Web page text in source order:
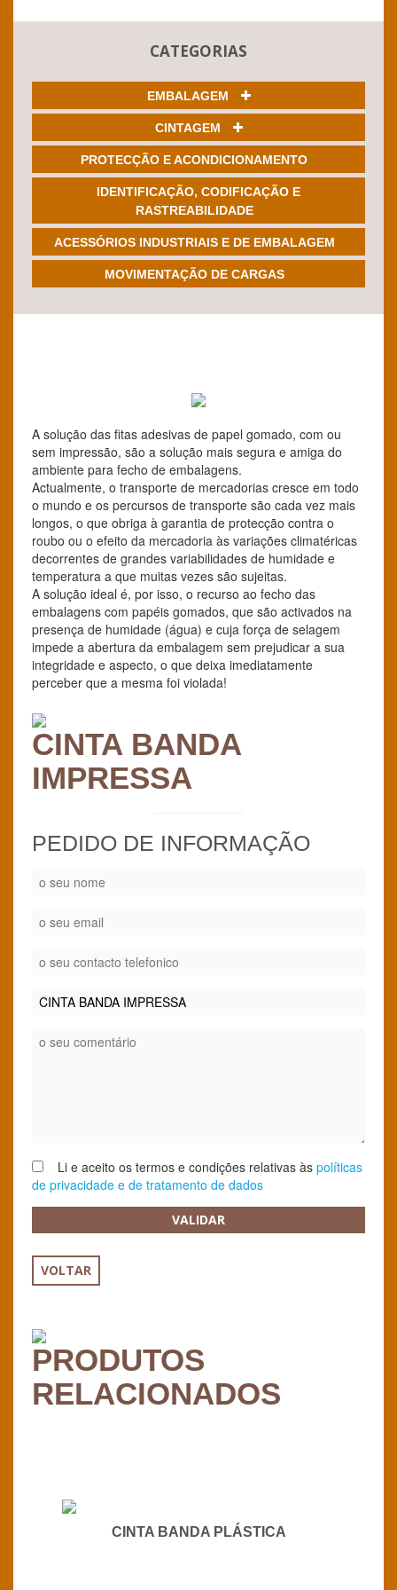
CATEGORIAS
EMBALAGEM
CINTAGEM
PROTECÇÃO E ACONDICIONAMENTO
IDENTIFICAÇÃO, CODIFICAÇÃO E
RASTREABILIDADE
ACESSÓRIOS INDUSTRIAIS E DE EMBALAGEM
MOVIMENTAÇÃO DE CARGAS
A solução das fitas adesivas de papel gomado, com ou
sem impressão, são a solução mais segura e amiga do
ambiente para fecho de embalagens.
Actualmente, o transporte de mercadorias cresce em todo
o mundo e os percursos de transporte são cada vez mais
longos, o que obriga à garantia de protecção contra o
roubo ou o efeito da mercadoria às variações climatéricas
decorrentes de grandes variabilidades de humidade e
temperatura a que muitas vezes são sujeitas.
A solução ideal é, por isso, o recurso ao fecho das
embalagens com papéis gomados, que são activados na
presença de humidade (água) e cuja força de selagem
impede a abertura da embalagem sem prejudicar a sua
integridade e aspecto, o que deixa imediatamente
perceber que a mesma foi violada!
CINTA BANDA
IMPRESSA
PEDIDO DE INFORMAÇÃO
Li e aceito os termos e condições relativas às políticas
de privacidade e de tratamento de dados
VALIDAR
VOLTAR
PRODUTOS
RELACIONADOS
CINTA BANDA PLÁSTICA